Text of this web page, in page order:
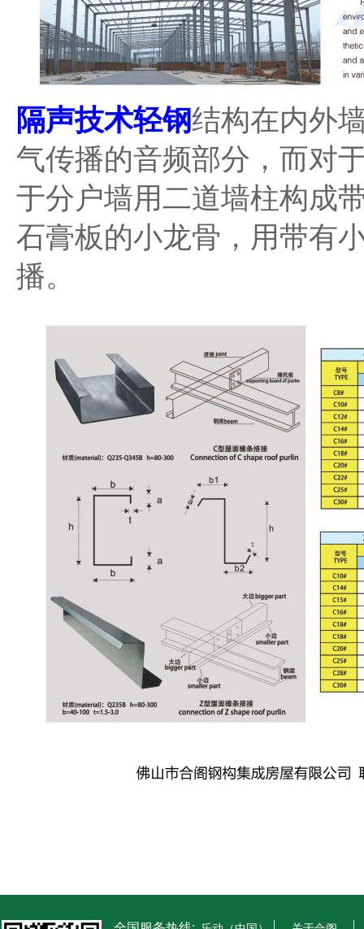
隔声技术轻钢结构在内外
气传播的音频部分，而对
于分户墙用二道墙柱构成
石膏板的小龙骨，用带有
播。